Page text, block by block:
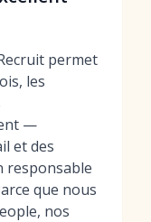
permet
les
—
et des
responsable
que nous
nos